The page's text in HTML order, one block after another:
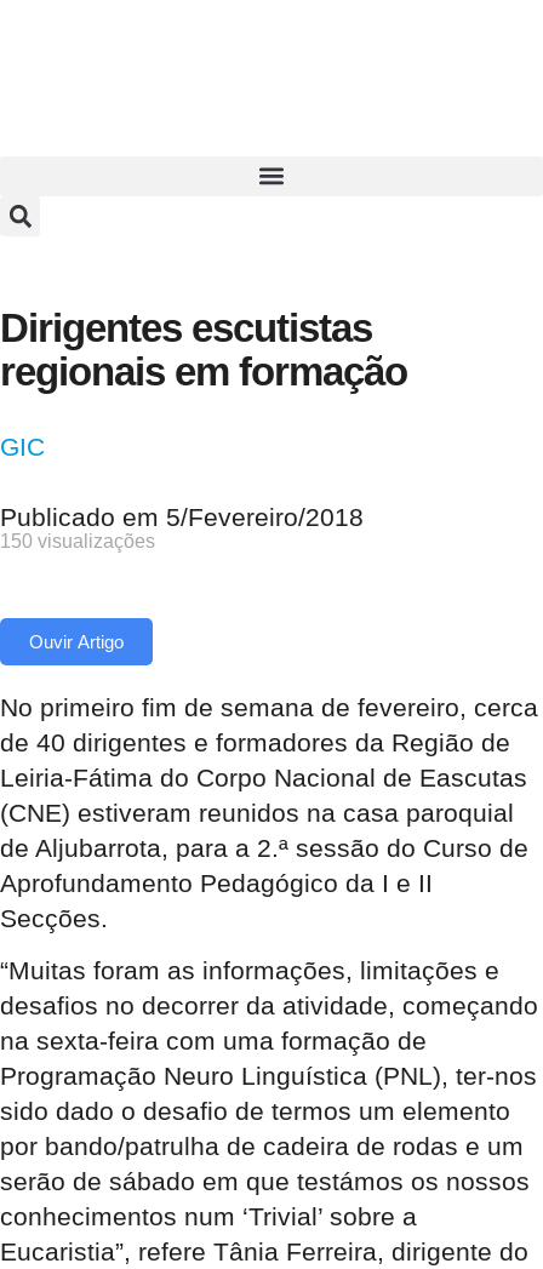
Dirigentes escutistas
regionais em formação
GIC
Publicado em 5/Fevereiro/2018
150 visualizações
Ouvir Artigo
No primeiro fim de semana de fevereiro, cerca
de 40 dirigentes e formadores da Região de
Leiria-Fátima do Corpo Nacional de Eascutas
(CNE) estiveram reunidos na casa paroquial
de Aljubarrota, para a 2.ª sessão do Curso de
Aprofundamento Pedagógico da I e II
Secções.
“Muitas foram as informações, limitações e
desafios no decorrer da atividade, começando
na sexta-feira com uma formação de
Programação Neuro Linguística (PNL), ter-nos
sido dado o desafio de termos um elemento
por bando/patrulha de cadeira de rodas e um
serão de sábado em que testámos os nossos
conhecimentos num ‘Trivial’ sobre a
Eucaristia”, refere Tânia Ferreira, dirigente do